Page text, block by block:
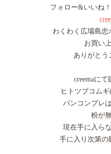
フォロー&いいね
わくわく広場島忠
お買い
ありがとう
creemaに
ヒトツブコム
パンコンプレ
粉が
現在手に入ら
手に入り次第の